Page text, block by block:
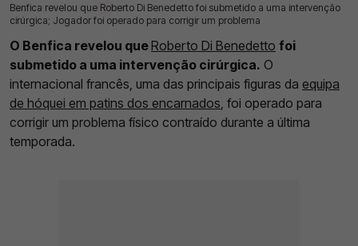
Benfica revelou que Roberto Di Benedetto foi submetido a uma intervenção
cirúrgica; Jogador foi operado para corrigir um problema
02 Jul 2026 | 11:09 | 0
O Benfica revelou queRoberto Di Benedetto foi
submetido a uma intervenção cirúrgica. O
internacional francês, uma das principais figuras da equipa
de hóquei em patins dos encarnados , foi operado para
corrigir um problema físico contraído durante a última
temporada.